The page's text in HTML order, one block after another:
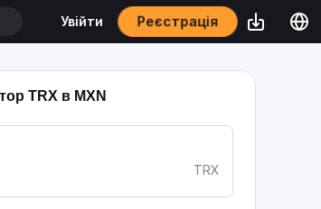
Увійти Реєстрація
TRX в MXN
TRX